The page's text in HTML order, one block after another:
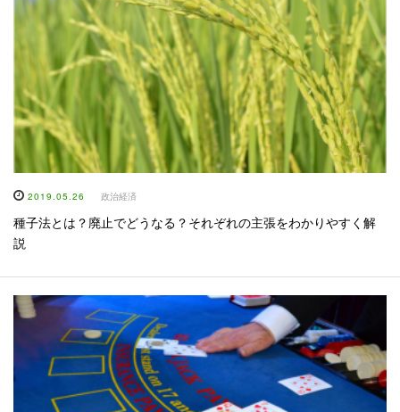
2019.05.26 政治経済
種子法とは？廃止でどうなる？それぞれの主張をわかりやすく解
説